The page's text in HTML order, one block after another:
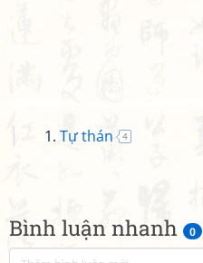
Bình luận nhanh 0
Tự thán 4